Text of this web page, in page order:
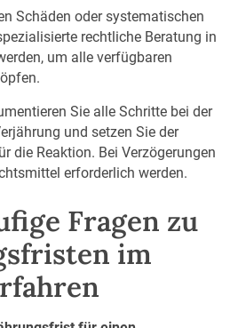
Schäden oder systematischen
rechtliche Beratung in
um alle verfügbaren
Sie alle Schritte bei der
und setzen Sie der
die Reaktion. Bei Verzögerungen
erforderlich werden.
Fragen zu
im